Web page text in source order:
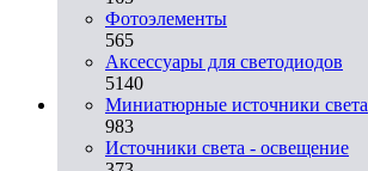
Фотоэлементы
565
Аксессуары для светодиодов
5140
Миниатюрные источники света
983
Источники света - освещение